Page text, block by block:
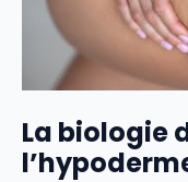
La biologie